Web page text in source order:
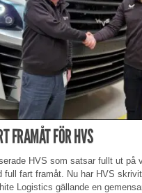
FRAMÅT FÖR HVS
HVS som satsar fullt ut på
full fart framåt. Nu har HVS
Logistics gällande en